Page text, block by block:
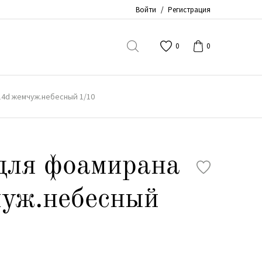
Войти / Регистрация
0 0
жемчуж.небесный 1/10
фоамирана